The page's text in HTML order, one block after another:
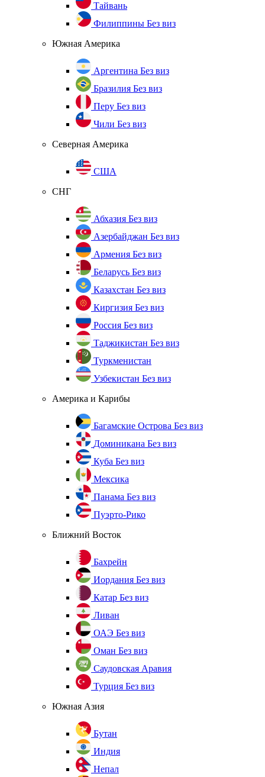
Тайвань
Филиппины Без виз
Южная Америка
Аргентина Без виз
Бразилия Без виз
Перу Без виз
Чили Без виз
Северная Америка
США
СНГ
Абхазия Без виз
Азербайджан Без виз
Армения Без виз
Беларусь Без виз
Казахстан Без виз
Киргизия Без виз
Россия Без виз
Таджикистан Без виз
Туркменистан
Узбекистан Без виз
Америка и Карибы
Багамские Острова Без виз
Доминикана Без виз
Куба Без виз
Мексика
Панама Без виз
Пуэрто-Рико
Ближний Восток
Бахрейн
Иордания Без виз
Катар Без виз
Ливан
ОАЭ Без виз
Оман Без виз
Саудовская Аравия
Турция Без виз
Южная Азия
Бутан
Индия
Непал